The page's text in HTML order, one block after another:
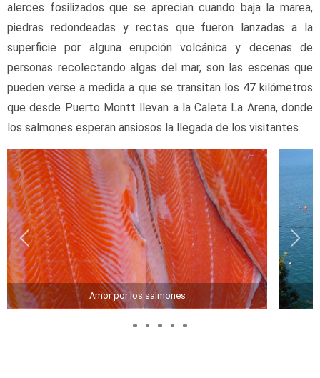
alerces fosilizados que se aprecian cuando baja la marea,
piedras redondeadas y rectas que fueron lanzadas a la
superficie por alguna erupción volcánica y decenas de
personas recolectando algas del mar, son las escenas que
pueden verse a medida a que se transitan los 47 kilómetros
que desde Puerto Montt llevan a la Caleta La Arena, donde
los salmones esperan ansiosos la llegada de los visitantes.
Amor por los salmones